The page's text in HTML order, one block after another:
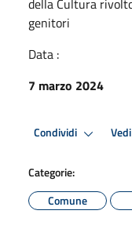
genitori
Data :
7 marzo 2024
Condividi
Categorie:
Comune